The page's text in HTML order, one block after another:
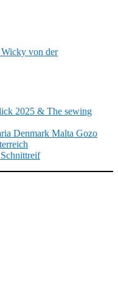
von der
2025 & The sewing
Denmark Malta Gozo